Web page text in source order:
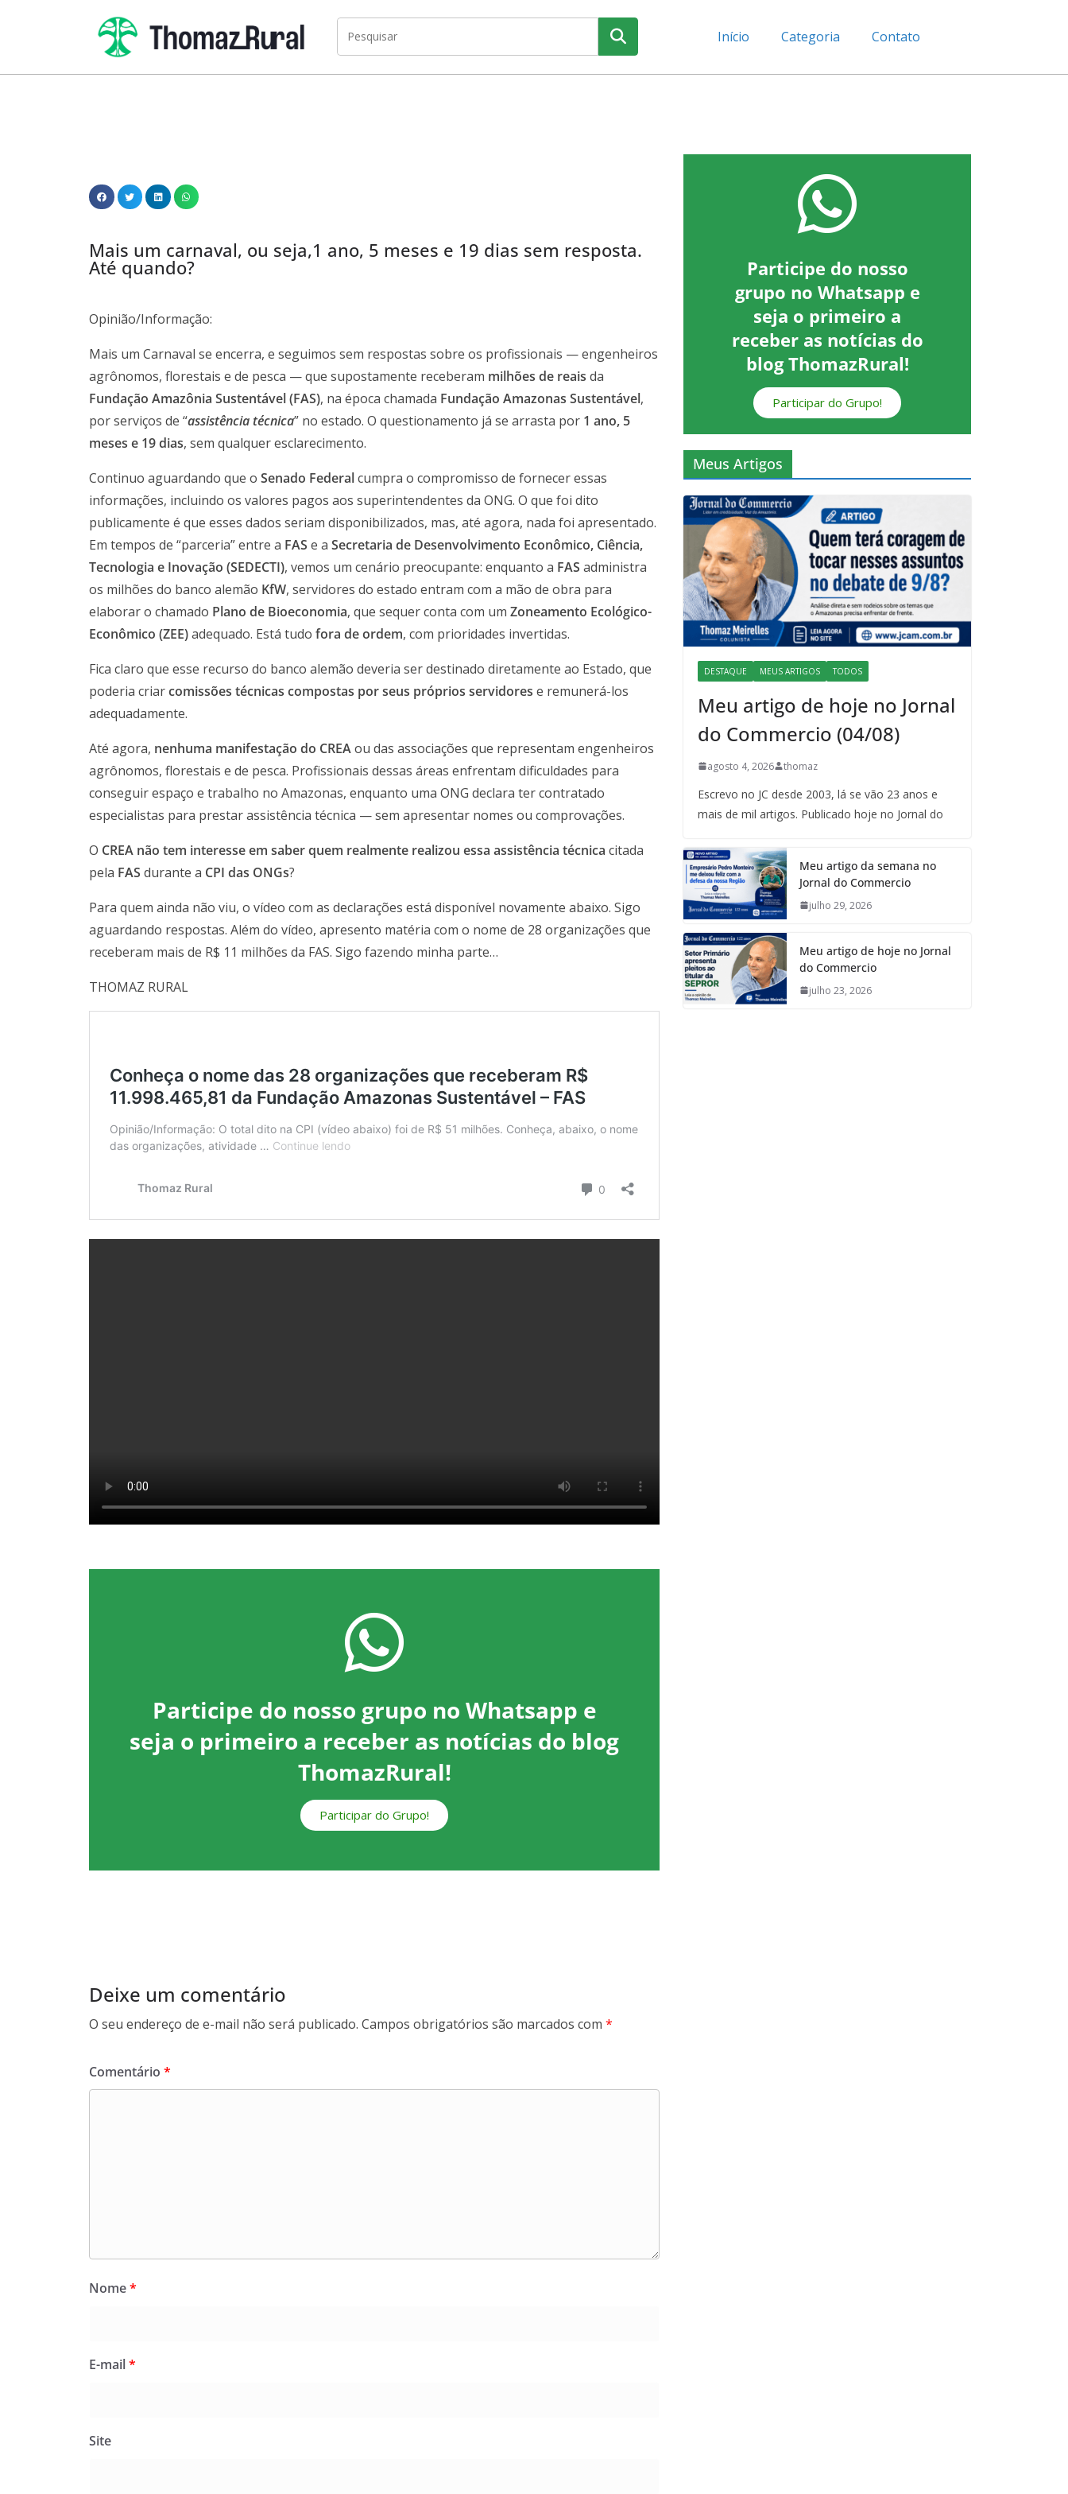
Início Categoria Contato
Mais um carnaval, ou seja,1 ano, 5 meses e 19 dias sem resposta.
Até quando?
Opinião/Informação:
Mais um Carnaval se encerra, e seguimos sem respostas sobre os profissionais — engenheiros
agrônomos, florestais e de pesca — que supostamente receberam milhões de reais da
Fundação Amazônia Sustentável (FAS), na época chamada Fundação Amazonas Sustentável,
por serviços de “assistência técnica” no estado. O questionamento já se arrasta por 1 ano, 5
meses e 19 dias, sem qualquer esclarecimento.
Continuo aguardando que o Senado Federalcumpra o compromisso de fornecer essas
informações, incluindo os valores pagos aos superintendentes da ONG. O que foi dito
publicamente é que esses dados seriam disponibilizados, mas, até agora, nada foi apresentado.
Em tempos de “parceria” entre a FAS e a Secretaria de Desenvolvimento Econômico, Ciência,
Tecnologia e Inovação (SEDECTI), vemos um cenário preocupante: enquanto a FAS administra
os milhões do banco alemão KfW, servidores do estado entram com a mão de obra para
elaborar o chamado Plano de Bioeconomia, que sequer conta com um Zoneamento Ecológico-
Econômico (ZEE)adequado. Está tudo fora de ordem, com prioridades invertidas.
Fica claro que esse recurso do banco alemão deveria ser destinado diretamente ao Estado, que
poderia criarcomissões técnicas compostas por seus próprios servidores e remunerá-los
adequadamente.
Até agora, nenhuma manifestação do CREAou das associações que representam engenheiros
agrônomos, florestais e de pesca. Profissionais dessas áreas enfrentam dificuldades para
conseguir espaço e trabalho no Amazonas, enquanto uma ONG declara ter contratado
especialistas para prestar assistência técnica — sem apresentar nomes ou comprovações.
O CREA não tem interesse em saber quem realmente realizou essa assistência técnica citada
pela FAS durante a CPI das ONGs?
Para quem ainda não viu, o vídeo com as declarações está disponível novamente abaixo. Sigo
aguardando respostas. Além do vídeo, apresento matéria com o nome de 28 organizações que
receberam mais de R$ 11 milhões da FAS. Sigo fazendo minha parte…
THOMAZ RURAL
Participe do nosso grupo no Whatsapp e
seja o primeiro a receber as notícias do blog
ThomazRural!
Participar do Grupo!
Deixe um comentário
O seu endereço de e-mail não será publicado. Campos obrigatórios são marcados com *
Comentário *
Nome*
E-mail*
Site
Participe do nosso
grupo no Whatsapp e
seja o primeiro a
receber as notícias do
blog ThomazRural!
Participar do Grupo!
Meus Artigos
DESTAQUE MEUS ARTIGOS TODOS
Meu artigo de hoje no Jornal
do Commercio (04/08)
agosto 4, 2026 thomaz
Escrevo no JC desde 2003, lá se vão 23 anos e
mais de mil artigos. Publicado hoje no Jornal do
Meu artigo da semana no
Jornal do Commercio
julho 29, 2026
Meu artigo de hoje no Jornal
do Commercio
julho 23, 2026